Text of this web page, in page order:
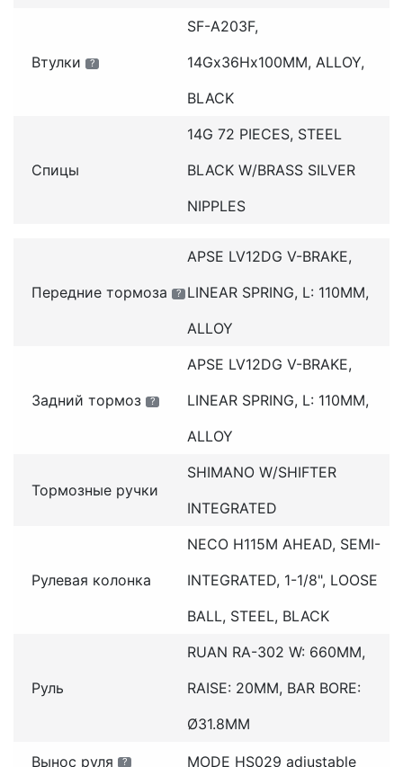
Втулки ?
SF-A203F,
14Gx36Hx100MM, ALLOY,
BLACK
Спицы
14G 72 PIECES, STEEL
BLACK W/BRASS SILVER
NIPPLES
Передние тормоза ?
APSE LV12DG V-BRAKE,
LINEAR SPRING, L: 110MM,
ALLOY
Задний тормоз ?
APSE LV12DG V-BRAKE,
LINEAR SPRING, L: 110MM,
ALLOY
Тормозные ручки
SHIMANO W/SHIFTER
INTEGRATED
Рулевая колонка
NECO H115M AHEAD, SEMI-
INTEGRATED, 1-1/8", LOOSE
BALL, STEEL, BLACK
Руль
RUAN RA-302 W: 660MM,
RAISE: 20MM, BAR BORE:
Ø31.8MM
Вынос руля ? MODE HS029 adjustable